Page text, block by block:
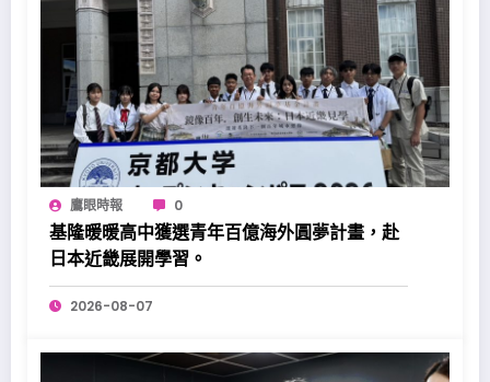
鷹眼時報 0
基隆暖暖高中獲選青年百億海外圓夢計畫，赴
日本近畿展開學習。
2026-08-07